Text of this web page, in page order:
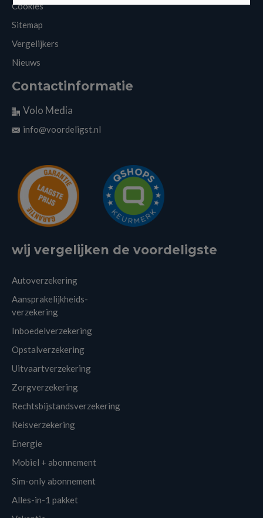
Cookies
Sitemap
Vergelijkers
Nieuws
Contactinformatie
Volo Media
info@voordeligst.nl
wij vergelijken de voordeligste
Autoverzekering
Aansprakelijkheids-
verzekering
Inboedelverzekering
Opstalverzekering
Uitvaartverzekering
Zorgverzekering
Rechtsbijstandsverzekering
Reisverzekering
Energie
Mobiel + abonnement
Sim-only abonnement
Alles-in-1 pakket